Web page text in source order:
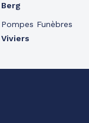
Berg
Pompes Funèbres
Viviers